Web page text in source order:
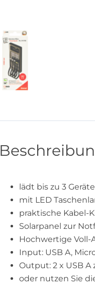
lädt bis zu 3
mit LED
praktische Kabel-
Solarpanel zur
Hochwertige
Input: USB A,
Output: 2 x USB
oder nutzen Sie